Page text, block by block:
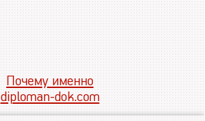
Почему именно
diploman-dok.com